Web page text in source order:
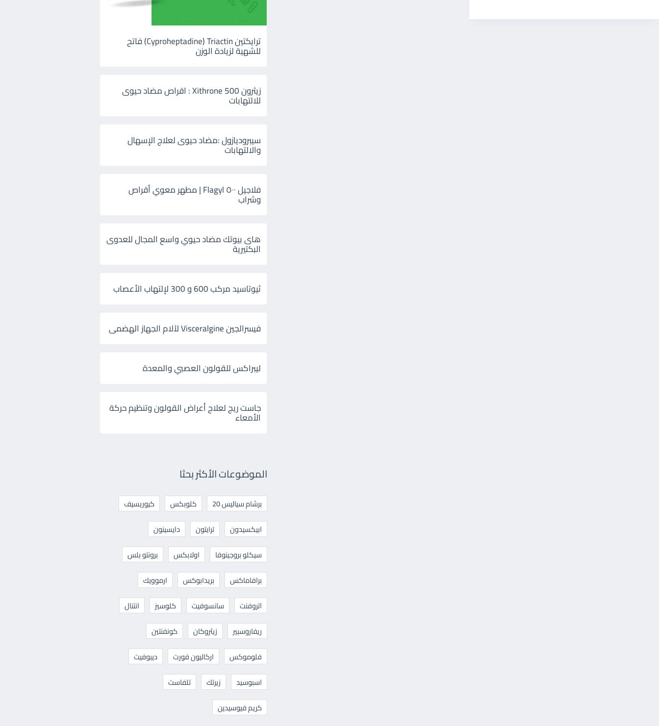
ترايكتين Cyproheptadine) Triactin) فاتح
للشهية لزيادة الوزن
زيثرون 500 Xithrone : اقراص مضاد حيوى
للالتهابات
سيبروديازول :مضاد حيوى لعلاج الإسهال
والالتهابات
فلاجيل ٥٠٠ Flagyl | مطهر معوي أقراص
وشراب
هاى بيوتك مضاد حيوي واسع المجال للعدوى
البكتيرية
ثيوتاسيد مركب 600 و 300 لإلتهاب الأعصاب
فيسرالجين Visceralgine لآلام الجهاز الهضمى
ليبراكس للقولون العصبي والمعدة
جاست ريج لعلاج أعراض القولون وتنظيم حركة
الأمعاء
الموضوعات الأكثر بحثا
برشام سياليس 20 كلوبكس
كيوريسيف
ابيكسيدون
ترايتون
دايسينون
سيكلو بروجينوفا
اولابكس
برونتو بلس
برافاماكس
بريدابوكس
ارموويك
اتروفنت
سانسوفيت كلوسيز
انتنال
ريفاروسبير
زيثروكان
كونفنتين
فلوموكس
اركاليون فورت
ديبوفيت
اسبوسيد
زيرتك
تلفاست
كريم فيوسيدين